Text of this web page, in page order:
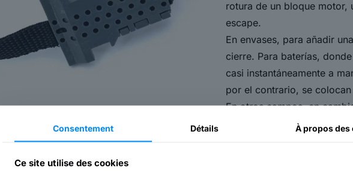
rotura de un bloque motor,
escape.
En envases, para añadir
cierre. Para baterías,
casi instantáneamente a
por el contrario, se
En otros campos, en
ensamblaje/
En todos los casos, el
costosos y poco
Consentement Détails À proposdes
Ce site utilise des cookies